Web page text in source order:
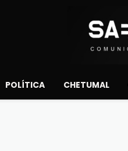
POLÍTICA CHETUMAL